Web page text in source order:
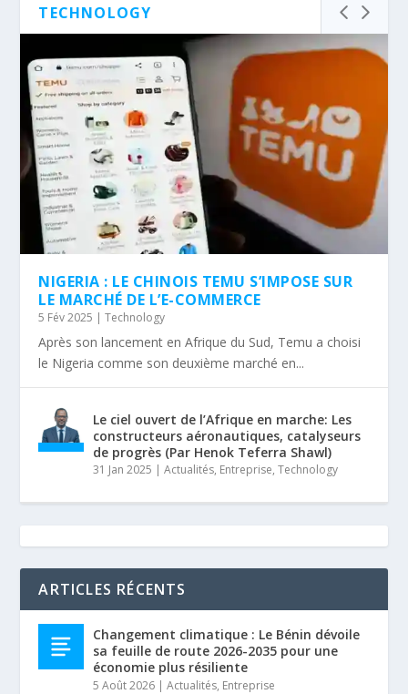
TECHNOLOGY
NIGERIA : LE CHINOIS TEMU S’IMPOSE SUR
LE MARCHÉ DE L’E-COMMERCE
5 Fév 2025 |Technology
Après son lancement en Afrique du Sud, Temu a choisi
le Nigeria comme son deuxième marché en...
Le ciel ouvert de l’Afrique en marche: Les
constructeurs aéronautiques, catalyseurs
de progrès (Par Henok Teferra Shawl)
31 Jan 2025 |Actualités, Entreprise,Technology
ARTICLES RÉCENTS
Changement climatique : Le Bénin dévoile
sa feuille de route 2026-2035 pour une
économie plus résiliente
5 Août 2026 |Actualités, Entreprise